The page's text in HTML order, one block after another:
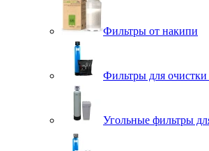
Фильтры от накипи
Фильтры для очистки
Угольные фильтры